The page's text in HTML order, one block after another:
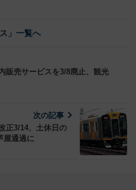
」一覧へ
販売サービスを3/8廃止、観光
次の記事
正3/14、土休日の
屋通過に